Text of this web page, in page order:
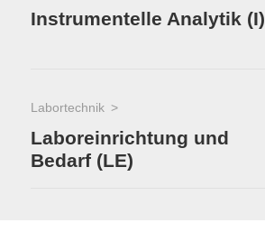
Instrumentelle Analytik (I)
Labortechnik
Laboreinrichtung und
Bedarf (LE)